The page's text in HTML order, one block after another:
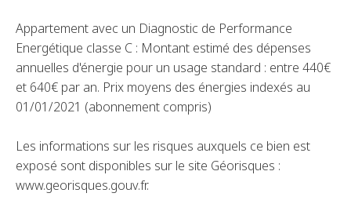
Appartement avec un Diagnostic de Performance
Energétique classe C : Montant estimé des dépenses
annuelles d'énergie pour un usage standard : entre 440€
et 640€ par an. Prix moyens des énergies indexés au
01/01/2021 (abonnement compris)
Les informations sur les risques auxquels ce bien est
exposé sont disponibles sur le site Géorisques :
www.georisques.gouv.fr.